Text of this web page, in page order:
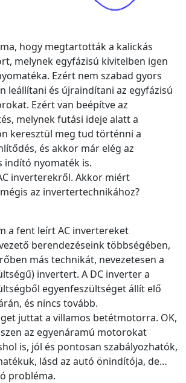
hogy megtartották a kalickás
melynek egyfázisú kivitelben igen
Ezért nem szabad gyors
leállítani és újraindítani az egyfázisú
Ezért van beépítve az
melynek futási ideje alatt a
keresztül meg tud történni a
és akkor már elég az
indító nyomaték is.
inverterekről. Akkor miért
az invertertechnikához?
a fent leírt AC invertereket
berendezéseink többségében,
más technikát, nevezetesen a
invertert. A DC inverter a
egyenfeszültséget állít elő
és nincs tovább.
juttat a villamos betétmotorra. OK,
az egyenáramú motorokat
is, jól és pontosan szabályozhatók,
lásd az autó önindítója, de…
probléma.